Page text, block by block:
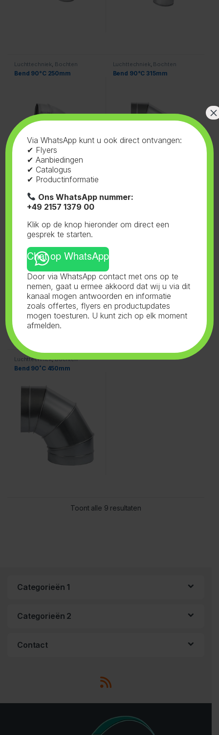
Luchttechniek Bochten
Bend 90°C 250mm
Luchttechniek Bochten
Bend 90°C 315mm
Luchttechniek,Bochten
Bend 90˚C 355mm Bend 90˚C 400mm
Luchttechniek,Bochten
Bend 90˚C 450mm
Toont alle 9 resultaten
Categorieën 1
Categorieën 2
Contact
Via WhatsApp kunt u ook direct ontvangen:
✔ Flyers
✔ Aanbiedingen
✔ Catalogus
✔ Productinformatie
Ons WhatsApp nummer:
+49 2157 1379 00
Klik op de knop hieronder om direct een
gesprek te starten.
Chat op WhatsApp
Door via WhatsApp contact met ons op te
nemen, gaat u ermee akkoord dat wij u via dit
kanaal mogen antwoorden en informatie
zoals offertes, flyers en productupdates
mogen toesturen. U kunt zich op elk moment
afmelden.
×